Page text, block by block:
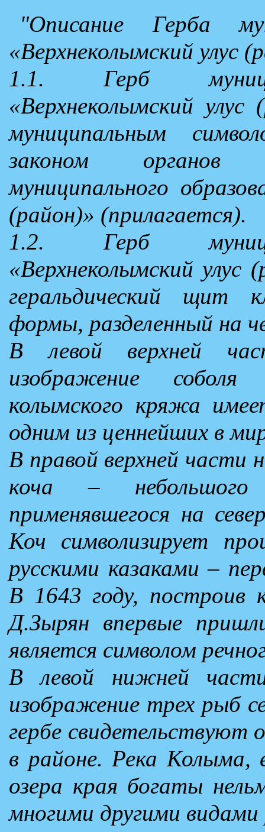
"Описание Герба
«Верхнеколымский улус
1.1. Герб
«Верхнеколымский
муниципальным
законом органов
муниципального
(район)» (прилагается).
1.2. Герб
«Верхнеколымский улус
геральдический щит
формы, разделенный на
В левой верхней
изображение
колымского кряжа
одним из ценнейших в
В правой верхней части
коча – небольшого
применявшегося на
Коч символизирует
русскими казаками –
В 1643 году, построив
Д.Зырян впервые
является символом
В левой нижней
изображение трех рыб
гербе
в районе. Река Колыма,
озера края богаты
многими другими